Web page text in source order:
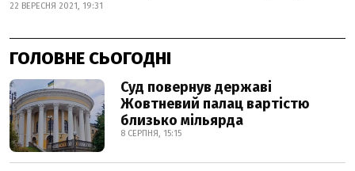
22 ВЕРЕСНЯ 2021, 19:31
ГОЛОВНЕ СЬОГОДНІ
Суд повернув державі
Жовтневий палац вартістю
близько мільярда
8 СЕРПНЯ, 15:15